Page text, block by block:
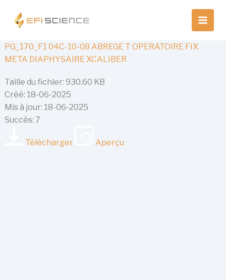
contenu
PG_170_F1 04C-10-08 ABREGE T OPERATOIRE FIX
META DIAPHYSAIRE XCALIBER
Taille du fichier: 930.60 KB
Créé: 18-06-2025
Mis à jour: 18-06-2025
Succès: 7
Télécharger Aperçu